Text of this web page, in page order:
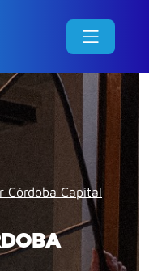
Córdoba Capital